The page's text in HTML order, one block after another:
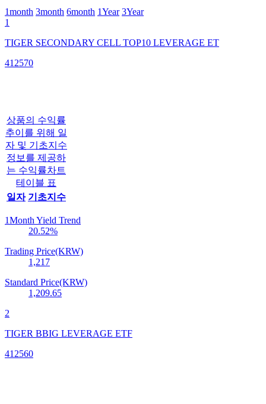
1month 3month 6month 1Year 3Year
1
TIGER SECONDARY CELL TOP10 LEVERAGE ET
412570
상품의 수익률
추이를 위해 일
자 및 기초지수
정보를 제공하
는 수익률차트
테이블 표
일자 기초지수
1Month Yield Trend
20.52%
Trading Price(KRW)
1,217
Standard Price(KRW)
1,209.65
2
TIGER BBIG LEVERAGE ETF
412560